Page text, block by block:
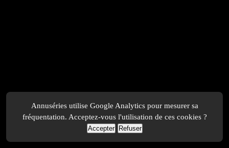
Annuséries utilise Google Analytics pour mesurer sa
fréquentation. Acceptez-vous l'utilisation de ces cookies ?
Accepter Refuser